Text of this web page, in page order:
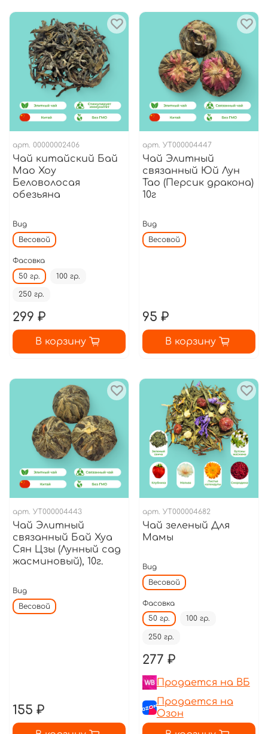
арт. 00000002406
Чай китайский Бай
Мао Хоу
Беловолосая
обезьяна
Вид
Весовой
Фасовка
50 гр.
100 гр.
250 гр.
299 ₽
В корзину
арт. УТ000004447
Чай Элитный
связанный Юй Лун
Тао (Персик дракона)
10г
Вид
Весовой
95 ₽
В корзину
арт. УТ000004443
Чай Элитный
связанный Бай Хуа
Сян Цзы (Лунный сад
жасминовый), 10г.
Вид
Весовой
155 ₽
арт. УТ000004682
Чай зеленый Для
Мамы
Вид
Весовой
Фасовка
50 гр.
100 гр.
250 гр.
277 ₽
Продается на ВБ
Продается на
Озон